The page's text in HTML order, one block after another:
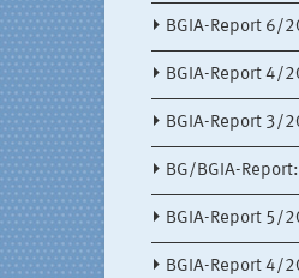
BGIA-Report 6/
BGIA-Report 4/
BGIA-Report 3/
BG/BGIA-
BGIA-Report 5/
BGIA-Report 4/